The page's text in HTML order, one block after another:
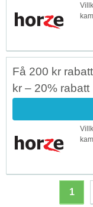
Få 200 kr
kr – 20% rabatt
1